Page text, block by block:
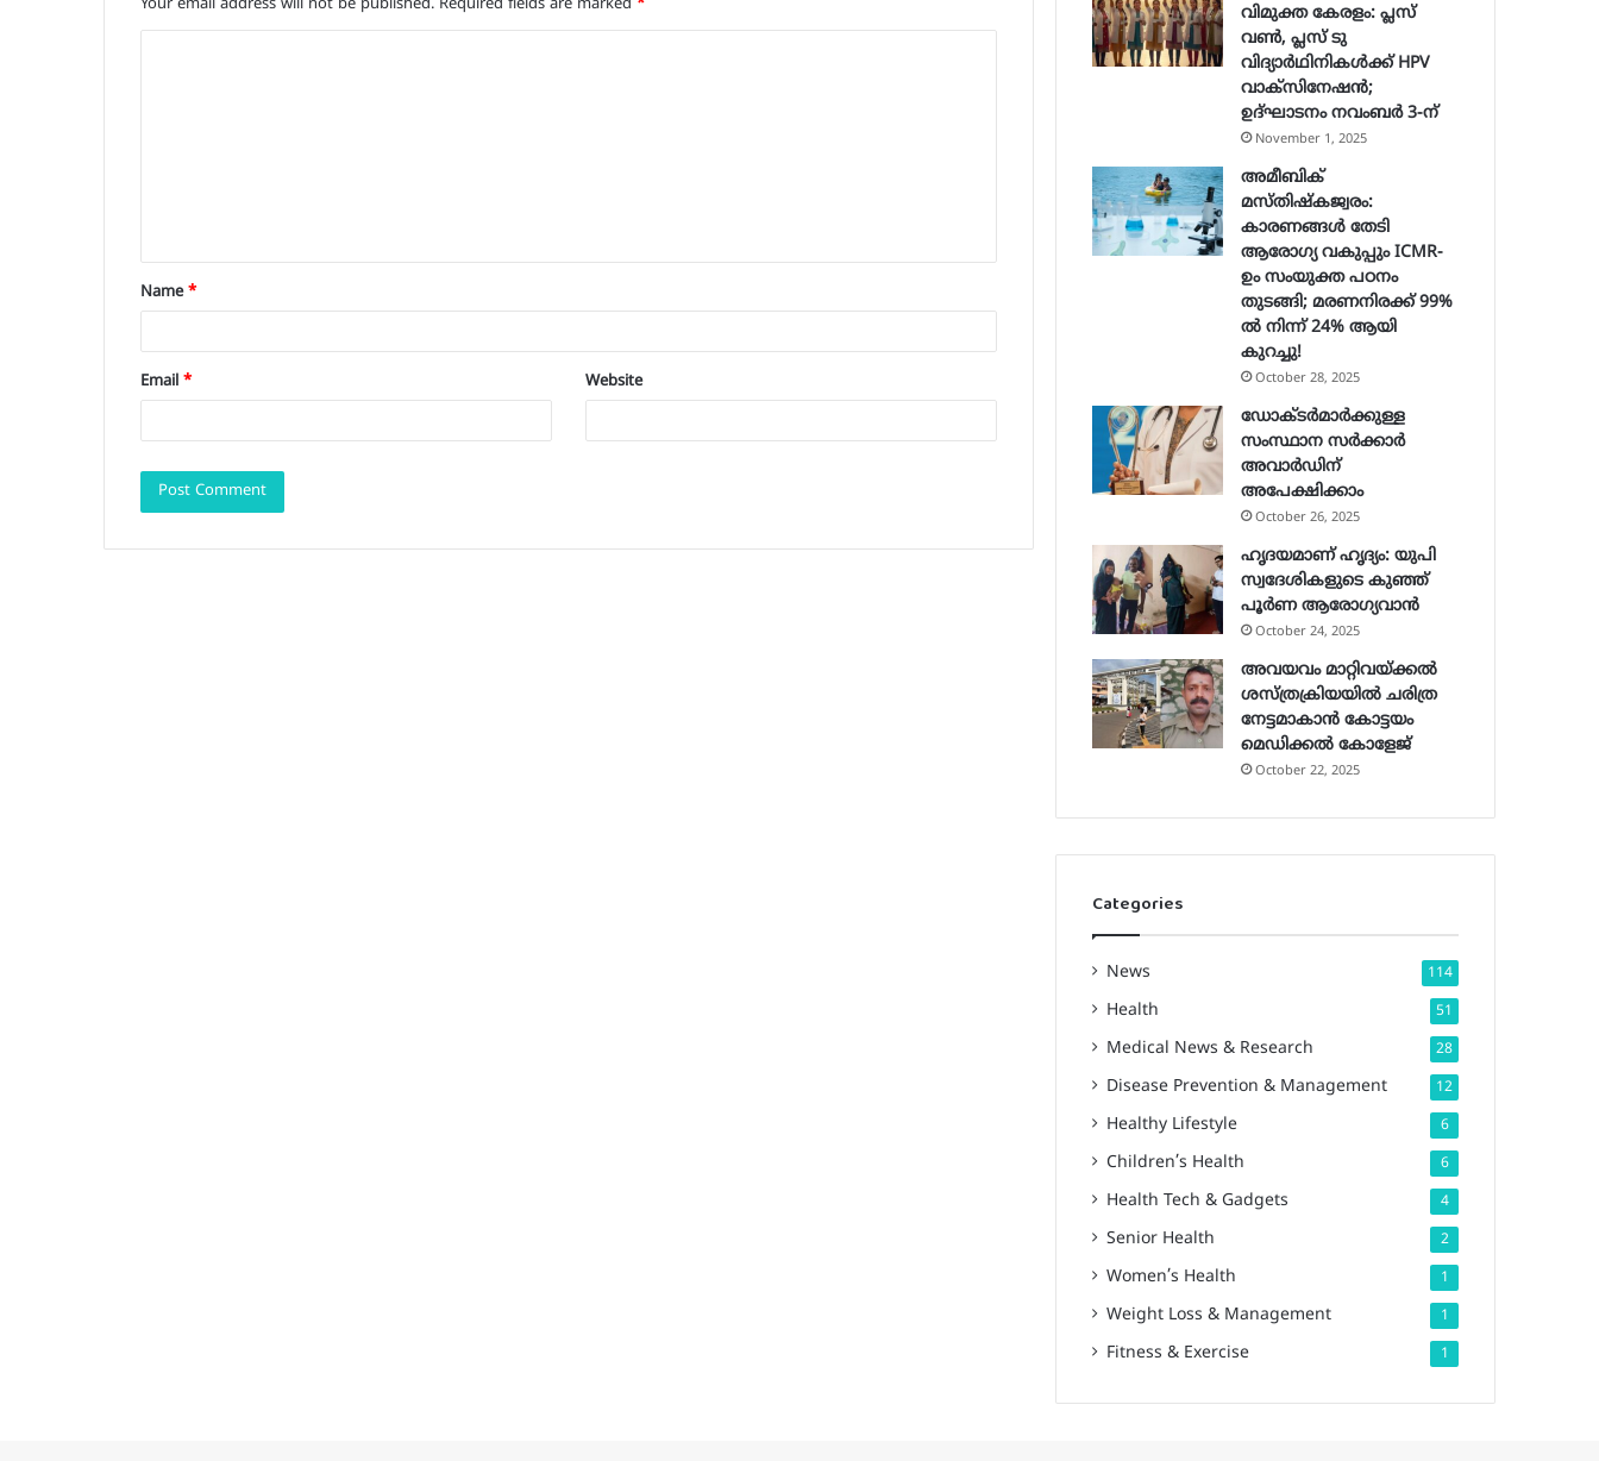
Your email address will not be published. Required fields are marked *
t
*
Name*
Email * Website
വിമുക്ത കേരളം: പ്ലസ്
വൺ, പ്ലസ് ടു
വിദ്യാർഥിനികൾക്ക് HPV
വാക്‌സിനേഷൻ;
ഉദ്ഘാടനം നവംബർ 3-ന്
November 1, 2025
അമീബിക്
മസ്തിഷ്കജ്വരം:
കാരണങ്ങൾ തേടി
ആരോഗ്യ വകുപ്പും ICMR-
ഉം സംയുക്ത പഠനം
തുടങ്ങി; മരണനിരക്ക് 99%
ൽ നിന്ന് 24% ആയി
കുറച്ചു!
October 28, 2025
ഡോക്ടർമാർക്കുള്ള
സംസ്ഥാന സർക്കാർ
അവാർഡിന്
അപേക്ഷിക്കാം
October 26, 2025
ഹൃദയമാണ് ഹൃദ്യം: യുപി
സ്വദേശികളുടെ കുഞ്ഞ്
പൂര്‍ണ ആരോഗ്യവാന്‍
October 24, 2025
അവയവം മാറ്റിവയ്ക്കല്‍
ശസ്ത്രക്രിയയില്‍ ചരിത്ര
നേട്ടമാകാന്‍ കോട്ടയം
മെഡിക്കല്‍ കോളേജ്
October 22, 2025
Categories
News 114
Health 51
Medical News & Research 28
Disease Prevention & Management 12
Healthy Lifestyle 6
Children’s Health 6
Health Tech & Gadgets 4
Senior Health 2
Women’s Health 1
Weight Loss & Management 1
Fitness & Exercise 1